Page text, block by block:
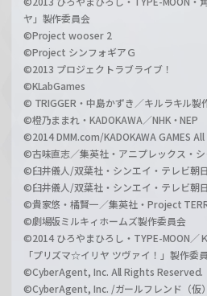
ヤ」製作委員会
©Project wooser 2
©Project シンフォギアＧ
©2013 プロジェクトラブライブ！
©KLabGames
© TRIGGER・中島かずき／キルラキル製
©橙乃ままれ・KADOKAWA／NHK・NEP
©2014 DMM.com/KADOKAWA GAMES
©古味直志／集英社・アニプレックス・シ
©臼井儀人/双葉社・シンエイ・テレビ朝
©臼井儀人/双葉社・シンエイ・テレビ朝
©貴家悠・橘賢一／集英社・Project
©劇場版ミルキィホームズ製作委員会
©2014 ひろやまひろし・TYPE-MOON／
「プリズマ☆イリヤ ツヴァイ！」製作委
©CyberAgent, Inc. All Rights Reserved.
©CyberAgent, Inc. /ガールフレンド（仮